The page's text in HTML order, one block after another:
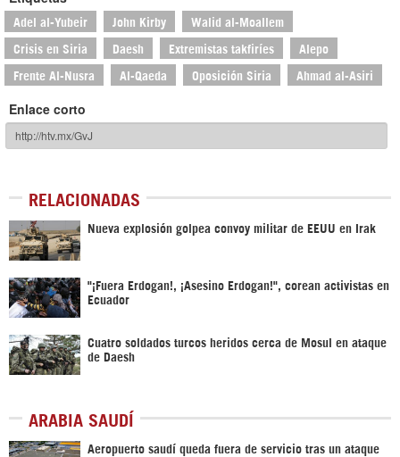
Adel al-Yubeir John Kirby Walid al-Moallem
Crisis en Siria Daesh Extremistas takfiríes Alepo
Frente Al-Nusra Al-Qaeda Oposición Siria Ahmad al-Asiri
Enlace corto
RELACIONADAS
Nueva explosión golpea convoy militar de EEUU en Irak
"¡Fuera Erdogan!, ¡Asesino Erdogan!", corean activistas en
Ecuador
Cuatro soldados turcos heridos cerca de Mosul en ataque
de Daesh
ARABIA SAUDÍ
Aeropuerto saudí queda fuera de servicio tras un ataque